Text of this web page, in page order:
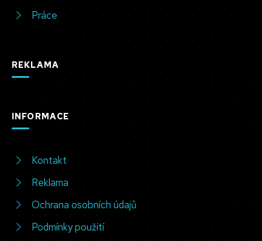
Práce
REKLAMA
INFORMACE
Kontakt
Reklama
Ochrana osobních údajů
Podmínky použití